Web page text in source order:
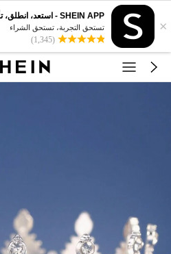
×
SHEIN APP - استعد، انطلق، تألق بالأناقة!
تستحق التجربة، تستحق الشراء
(1,345)